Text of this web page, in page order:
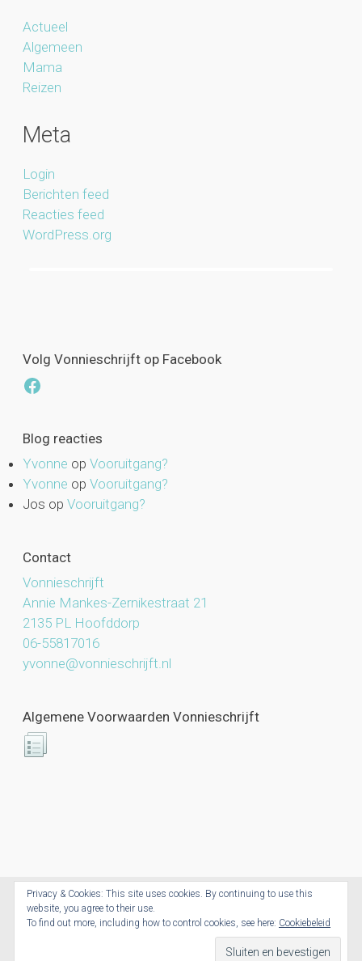
Actueel
Algemeen
Mama
Reizen
Meta
Login
Berichten feed
Reacties feed
WordPress.org
Volg Vonnieschrijft op Facebook
Facebook
Blog reacties
Yvonne op Vooruitgang?
Yvonne op Vooruitgang?
Jos op Vooruitgang?
Contact
Vonnieschrijft
Annie Mankes-Zernikestraat 21
2135 PL Hoofddorp
06-55817016
yvonne@vonnieschrijft.nl
Algemene Voorwaarden Vonnieschrijft
Vonnieschrijft.nl © 2026. All Rights Reserved.
Privacy & Cookies: This site uses cookies. By continuing to use this
website, you agree to their use.
To find out more, including how to control cookies, see here: Cookiebeleid